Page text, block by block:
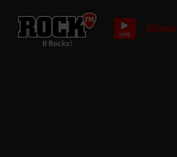
LIVE Bilete